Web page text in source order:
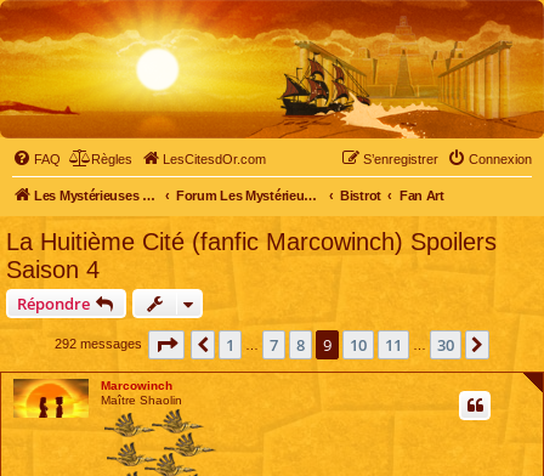
FAQ Règles LesCitesdOr.com Connexion
S’enregistrer
Les Mystérieuses Cités d'Or - LesCitesdOr.com Forum Les Mystérieuses Cités d'Or Bistrot Fan Art
La Huitième Cité (fanfic Marcowinch) Spoilers
Saison 4
Répondre
292 messages Page sur 30
Précédente
1 7 8 9 10 11 30
Marcowinch
Maître Shaolin